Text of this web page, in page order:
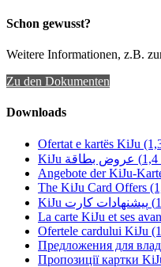
Schon gewusst?
Weitere Informationen, z.B.
Zu den Dokumenten
Downloads
Ofertat e kartës KiJu
Angebote der KiJu-
The KiJu Card Offers
La carte KiJu et ses
Ofertele cardului KiJu
Предложения для
Пропозиції картки